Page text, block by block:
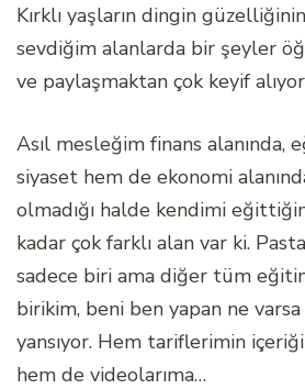
Kırklı yaşların dingin
sevdiğim alanlarda bir şeyler
ve paylaşmaktan çok keyif
Asıl mesleğim finans alanında,
siyaset hem de ekonomi
olmadığı halde kendimi
kadar çok farklı alan var ki.
sadece biri ama diğer tüm
birikim, beni ben yapan ne
yansıyor. Hem tariflerimin
hem de videolarıma…